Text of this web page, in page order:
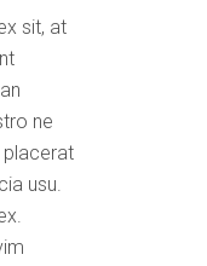
sit, at
ne
placerat
usu.